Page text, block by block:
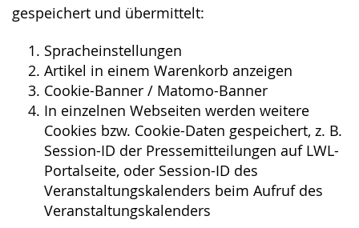
gespeichert und übermittelt:
Spracheinstellungen
Artikel in einem Warenkorb anzeigen
Cookie-Banner / Matomo-Banner
In einzelnen Webseiten werden weitere
Cookies bzw. Cookie-Daten gespeichert, z. B.
Session-ID der Pressemitteilungen auf LWL-
Portalseite, oder Session-ID des
Veranstaltungskalenders beim Aufruf des
Veranstaltungskalenders